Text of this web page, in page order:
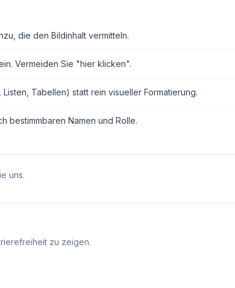
die den Bildinhalt vermitteln.
Vermeiden Sie "hier klicken".
Tabellen) statt rein visueller Formatierung.
bestimmbaren Namen und Rolle.
uns.
zu zeigen.